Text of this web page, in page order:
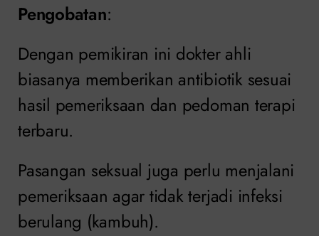
Pengobatan:
Dengan pemikiran ini dokter ahli
biasanya memberikan antibiotik sesuai
hasil pemeriksaan dan pedoman terapi
terbaru.
Pasangan seksual juga perlu menjalani
pemeriksaan agar tidak terjadi infeksi
berulang (kambuh).